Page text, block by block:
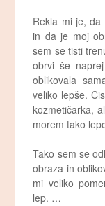
Rekla mi je,
in da je moj
sem se tisti
obrvi še
oblikovala
veliko lepše.
kozmetičarka,
morem tako
Tako sem se
obraza in
mi veliko
lep. …